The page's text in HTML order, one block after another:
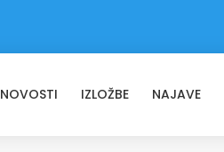
NOVOSTI IZLOŽBE NAJAVE